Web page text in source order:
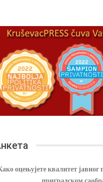
оцењујете квалитет јавног